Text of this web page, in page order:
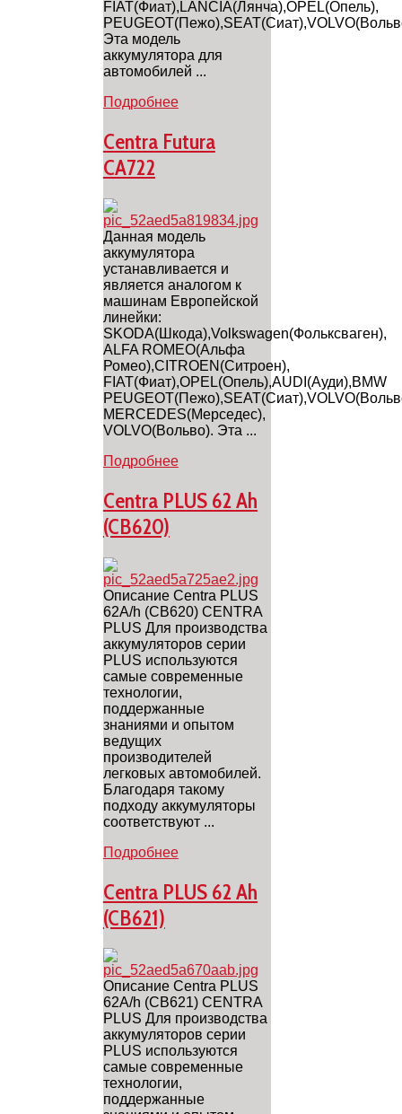
FIAT(Фиат),LANCIA(Лянча),OPEL(Опель),
Эта модель
аккумулятора для
автомобилей ...
Подробнее
Centra Futura
CA722
Данная модель
аккумулятора
устанавливается и
является аналогом к
машинам Европейской
линейки:
SKODA(Шкода),Volkswagen(Фольксваген),
ALFA ROMEO(Альфа
Ромео),CITROEN(Ситроен),
FIAT(Фиат),OPEL(Опель),AUDI(Ауди),BMW
MERCEDES(Мерседес),
VOLVO(Вольво). Эта ...
Подробнее
Centra PLUS 62 Ah
(CB620)
Описание Centra PLUS
62A/h (CB620) CENTRA
PLUS Для производства
аккумуляторов серии
PLUS используются
самые современные
технологии,
поддержанные
знаниями и опытом
ведущих
производителей
легковых автомобилей.
Благодаря такому
подходу аккумуляторы
соответствуют ...
Подробнее
Centra PLUS 62 Ah
(CB621)
Описание Centra PLUS
62A/h (CB621) CENTRA
PLUS Для производства
аккумуляторов серии
PLUS используются
самые современные
технологии,
поддержанные